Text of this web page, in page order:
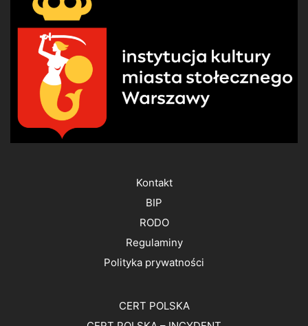
Kontakt
BIP
RODO
Regulaminy
Polityka prywatności
CERT POLSKA